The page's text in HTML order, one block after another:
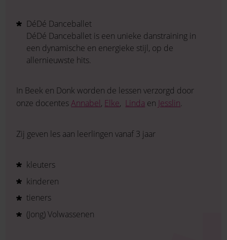
DéDé Danceballet
DéDé Danceballet is een unieke danstraining in
een dynamische en energieke stijl, op de
allernieuwste hits.
In Beek en Donk worden de lessen verzorgd door
onze docentesAnnabel, Elke, Linda en Jesslin.
Zij geven les aan leerlingen vanaf 3 jaar
kleuters
kinderen
tieners
(Jong) Volwassenen